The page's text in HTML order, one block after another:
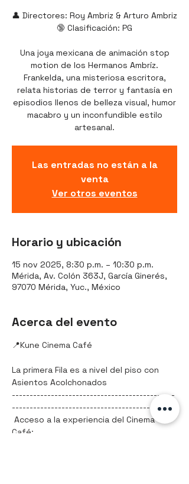
👤 Directores: Roy Ambriz & Arturo Ambriz
🔞 Clasificación: PG
Una joya mexicana de animación stop
motion de los Hermanos Ambríz.
Frankelda, una misteriosa escritora,
relata historias de terror y fantasía en
episodios llenos de belleza visual, humor
macabro y un inconfundible estilo
artesanal.
Las entradas no están a la
venta
Ver otros eventos
Horario y ubicación
15 nov 2025, 8:30 p.m. – 10:30 p.m.
Mérida, Av. Colón 363J, García Ginerés,
97070 Mérida, Yuc., México
Acerca del evento
📍Kune Cinema Café
La primera Fila es a nivel del piso con
Asientos Acolchonados
----------------------------------------------
-------------------------------------------
Acceso a la experiencia del Cinema
Café: